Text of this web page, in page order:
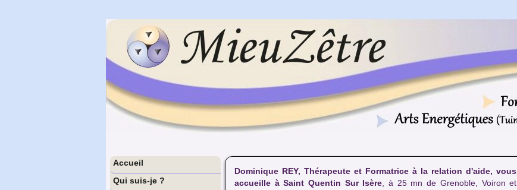
Accueil
Qui suis-je ?
Dominique REY, Thérapeute et Formatrice à la relation d'aide, vous
accueille à Saint Quentin Sur Isère, à 25 mn de Grenoble, Voiron et